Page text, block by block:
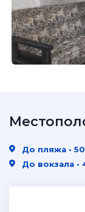
До пляжа •
До вокзала •